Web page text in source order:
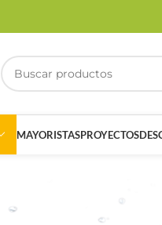
MAYORISTASPROYECTOS